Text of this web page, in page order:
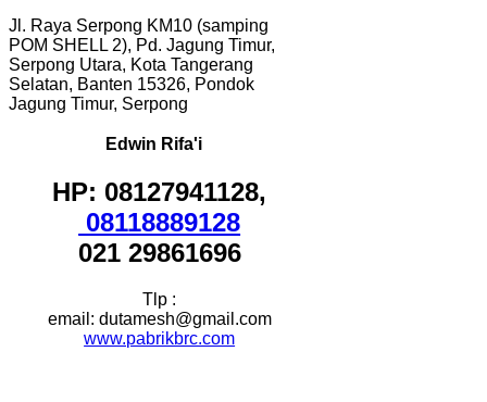
Jl. Raya Serpong KM10 (samping
POM SHELL 2), Pd. Jagung Timur,
Serpong Utara, Kota Tangerang
Selatan, Banten 15326, Pondok
Jagung Timur, Serpong
Edwin Rifa'i
HP: 08127941128,
08118889128
021 29861696
Tlp :
email: dutamesh@gmail.com
www.pabrikbrc.com